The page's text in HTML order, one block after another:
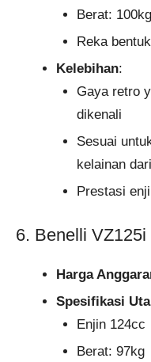
Berat: 100kg
Reka
Kelebihan:
Gaya retro
dikenali
Sesuai
kelainan
Prestasi
6. Benelli VZ125i
Harga
Spesifikasi
Enjin 124cc
Berat: 97kg